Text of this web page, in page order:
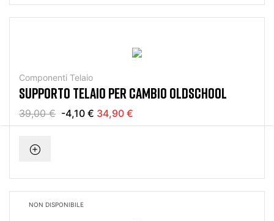
Componenti Telaio
SUPPORTO TELAIO PER CAMBIO OLDSCHOOL
39,00 € -4,10 € 34,90 €
NON DISPONIBILE